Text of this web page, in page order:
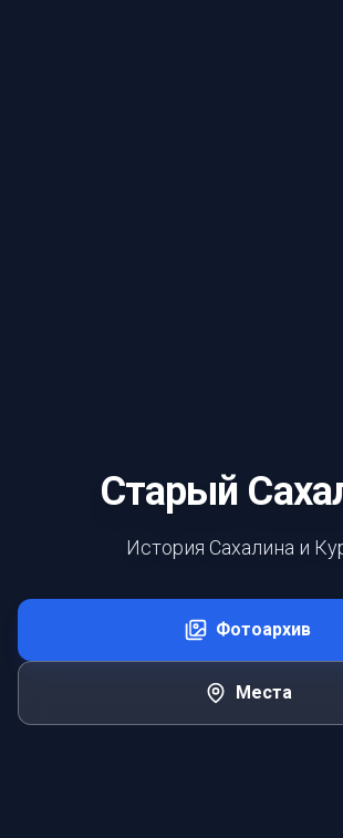
Старый
История Сахалина и
Фотоархив
Места